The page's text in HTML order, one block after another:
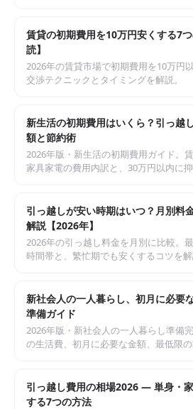
賃貸の初期費用を10万円安くする7
読】
2026年の賃貸市場で初期費用を10万円
交渉テクニックとタイミングを解説。
新生活の初期費用はいくら？引っ越
額と節約術
2026年版・新生活の初期費用ガイド。
家具家電の費用内訳と、30万円以内に抑
引っ越しが安い時期はいつ？月別料
解説【2026年】
2026年の引っ越し料金を月別に比較。
時間帯と、繁忙期でも安くするコツを解
新社会人の一人暮らし、初月に必要
準備ガイド
2026年版・新社会人の一人暮らし準備
の生活費、初月に必要な金額、最低限の
引っ越し費用の相場2026 — 単身・
する7つの方法